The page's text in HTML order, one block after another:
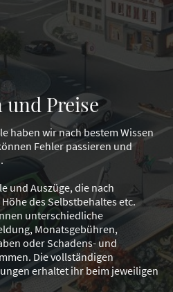
Preise
haben wir nach bestem Wissen
Fehler passieren und
und Auszüge, die nach
des Selbstbehaltes etc.
unterschiedliche
Monatsgebühren,
oder Schadens- und
Die vollständigen
erhaltet ihr beim jeweiligen